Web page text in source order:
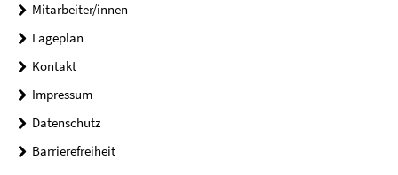
Mitarbeiter/innen
Lageplan
Kontakt
Impressum
Datenschutz
Barrierefreiheit